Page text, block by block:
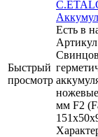
Быстрый
просмотр
Есть в
мм F2